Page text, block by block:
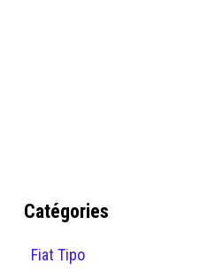
Catégories
Fiat Tipo